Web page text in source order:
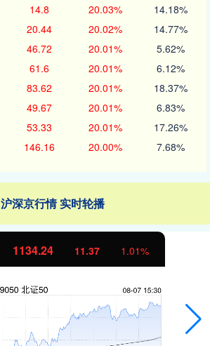
14.8 20.03% 14.18%
20.44 20.02% 14.77%
46.72 20.01% 5.62%
61.6 20.01% 6.12%
83.62 20.01% 18.37%
49.67 20.01% 6.83%
53.33 20.01% 17.26%
146.16 20.00% 7.68%
沪深京行情 实时轮播
1134.24 11.37 1.01%